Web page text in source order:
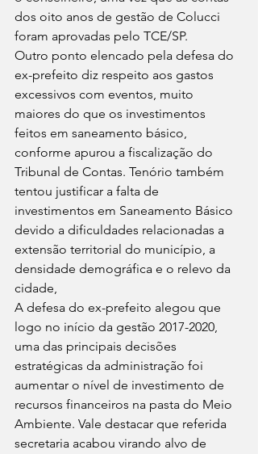
dos oito anos de gestão de Colucci
foram aprovadas pelo TCE/SP.
Outro ponto elencado pela defesa do
ex-prefeito diz respeito aos gastos
excessivos com eventos, muito
maiores do que os investimentos
feitos em saneamento básico,
conforme apurou a fiscalização do
Tribunal de Contas. Tenório também
tentou justificar a falta de
investimentos em Saneamento Básico
devido a dificuldades relacionadas a
extensão territorial do município, a
densidade demográfica e o relevo da
cidade,
A defesa do ex-prefeito alegou que
logo no início da gestão 2017-2020,
uma das principais decisões
estratégicas da administração foi
aumentar o nível de investimento de
recursos financeiros na pasta do Meio
Ambiente. Vale destacar que referida
secretaria acabou virando alvo de